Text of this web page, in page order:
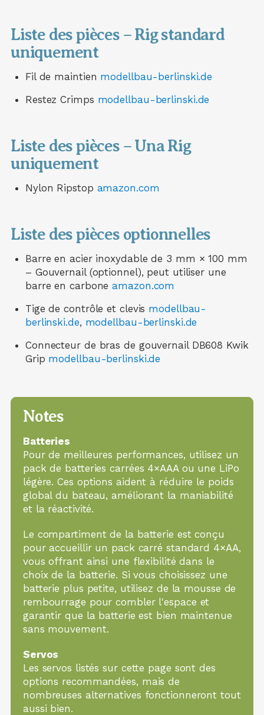
Liste des pièces – Rig standard
uniquement
Fil de maintien modellbau-berlinski.de
Restez Crimps modellbau-berlinski.de
Liste des pièces – Una Rig
uniquement
Nylon Ripstop amazon.com
Liste des pièces optionnelles
Barre en acier inoxydable de 3 mm × 100 mm
– Gouvernail (optionnel), peut utiliser une
barre en carbone amazon.com
Tige de contrôle et clevis modellbau-
berlinski.de, modellbau-berlinski.de
Connecteur de bras de gouvernail DB608 Kwik
Grip modellbau-berlinski.de
Notes
Batteries
Pour de meilleures performances, utilisez un
pack de batteries carrées 4×AAA ou une LiPo
légère. Ces options aident à réduire le poids
global du bateau, améliorant la maniabilité
et la réactivité.
Le compartiment de la batterie est conçu
pour accueillir un pack carré standard 4×AA,
vous offrant ainsi une flexibilité dans le
choix de la batterie. Si vous choisissez une
batterie plus petite, utilisez de la mousse de
rembourrage pour combler l'espace et
garantir que la batterie est bien maintenue
sans mouvement.
Servos
Les servos listés sur cette page sont des
options recommandées, mais de
nombreuses alternatives fonctionneront tout
aussi bien.